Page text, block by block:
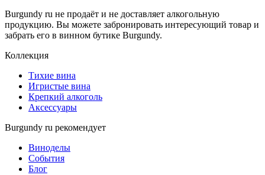
Burgundy ru не продаёт и не доставляет алкогольную
продукцию. Вы можете забронировать интересующий товар и
забрать его в винном бутике Burgundy.
Коллекция
Тихие вина
Игристые вина
Крепкий алкоголь
Аксессуары
Burgundy ru рекомендует
Виноделы
События
Блог